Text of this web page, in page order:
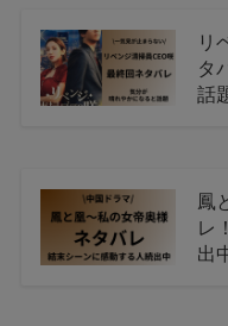
リ
タ
話
鳳
レ
出